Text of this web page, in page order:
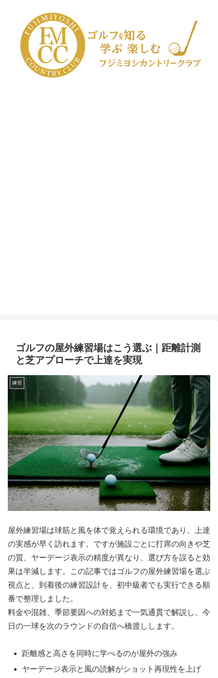
ゴルフの屋外練習場はこう選ぶ｜距離計測
と芝アプローチで上達を実現
練習
屋外練習場は球筋と風を体で覚えられる環境であり、上達
の実感が早く訪れます。ですが施設ごとに打席の向きや芝
の質、ヤーデージ表示の精度が異なり、選び方を誤ると効
果は半減します。この記事ではゴルフの屋外練習場を選ぶ
視点と、到着後の練習設計を、初中級者でも実行できる順
番で整理しました。
料金や混雑、季節要因への対処まで一気通貫で解説し、今
日の一球を次のラウンドの自信へ橋渡しします。
距離感と高さを同時に学べるのが屋外の強み
ヤーデージ表示と風の読解がショット再現性を上げ